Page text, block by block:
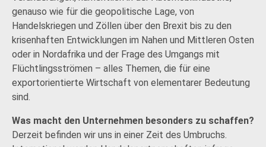
genauso wie für die geopolitische Lage, von
Handelskriegen und Zöllen über den Brexit bis zu den
krisenhaften Entwicklungen im Nahen und Mittleren Osten
oder in Nordafrika und der Frage des Umgangs mit
Flüchtlingsströmen – alles Themen, die für eine
exportorientierte Wirtschaft von elementarer Bedeutung
sind.
Was macht den Unternehmen besonders zu ­schaffen?
Derzeit befinden wir uns in einer Zeit des Umbruchs.